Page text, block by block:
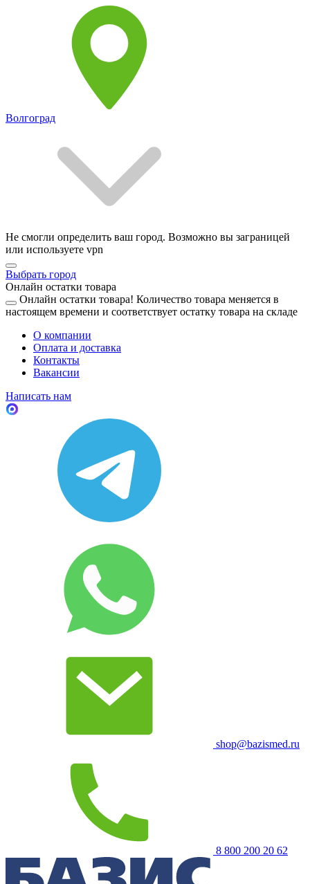
Волгоград
Не смогли определить ваш город. Возможно вы заграницей
или используете vpn
Выбрать город
Онлайн остатки товара
Онлайн остатки товара! Количество товара меняется в
настоящем времени и соответствует остатку товара на складе
О компании
Оплата и доставка
Контакты
Вакансии
Написать нам
shop@bazismed.ru
8 800 200 20 62